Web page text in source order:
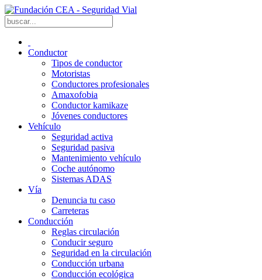
Conductor
Tipos de conductor
Motoristas
Conductores profesionales
Amaxofobia
Conductor kamikaze
Jóvenes conductores
Vehículo
Seguridad activa
Seguridad pasiva
Mantenimiento vehículo
Coche autónomo
Sistemas ADAS
Vía
Denuncia tu caso
Carreteras
Conducción
Reglas circulación
Conducir seguro
Seguridad en la circulación
Conducción urbana
Conducción ecológica